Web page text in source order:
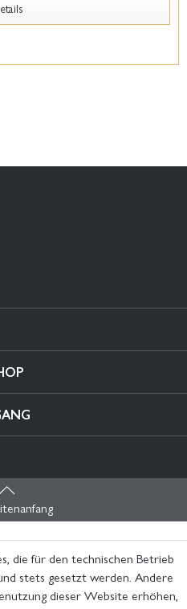
die für den technischen Betrieb
stets gesetzt werden. Andere
dieser Website erhöhen,